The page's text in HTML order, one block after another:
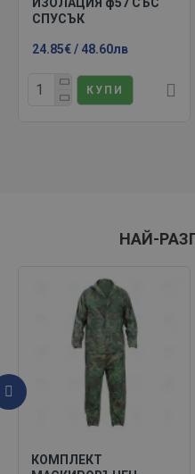
СПУСЪК
24.85€ / 48.60лв
КУПИ
НАЙ-
КОМПЛЕКТ